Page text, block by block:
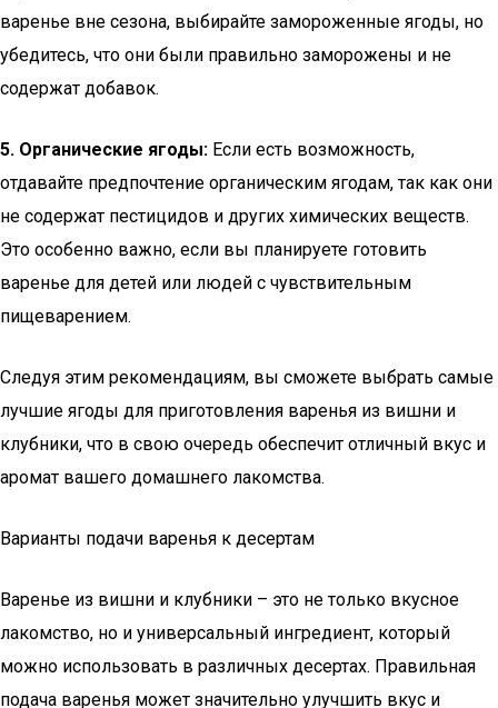
варенье вне сезона, выбирайте замороженные ягоды, но
убедитесь, что они были правильно заморожены и не
содержат добавок.
5. Органические ягоды: Если есть возможность,
отдавайте предпочтение органическим ягодам, так как они
не содержат пестицидов и других химических веществ.
Это особенно важно, если вы планируете готовить
варенье для детей или людей с чувствительным
пищеварением.
Следуя этим рекомендациям, вы сможете выбрать самые
лучшие ягоды для приготовления варенья из вишни и
клубники, что в свою очередь обеспечит отличный вкус и
аромат вашего домашнего лакомства.
Варианты подачи варенья к десертам
Варенье из вишни и клубники – это не только вкусное
лакомство, но и универсальный ингредиент, который
можно использовать в различных десертах. Правильная
подача варенья может значительно улучшить вкус и